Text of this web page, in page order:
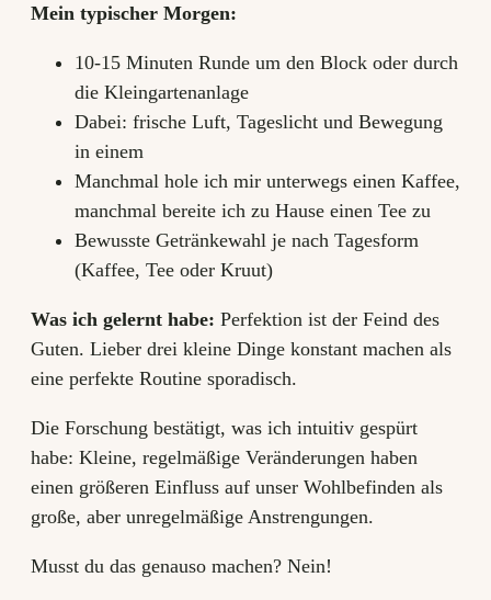
Mein typischer Morgen:
10-15 Minuten Runde um den Block oder durch
die Kleingartenanlage
Dabei: frische Luft, Tageslicht und Bewegung
in einem
Manchmal hole ich mir unterwegs einen Kaffee,
manchmal bereite ich zu Hause einen Tee zu
Bewusste Getränkewahl je nach Tagesform
(Kaffee, Tee oder Kruut)
Was ich gelernt habe: Perfektion ist der Feind des
Guten. Lieber drei kleine Dinge konstant machen als
eine perfekte Routine sporadisch.
Die Forschung bestätigt, was ich intuitiv gespürt
habe: Kleine, regelmäßige Veränderungen haben
einen größeren Einfluss auf unser Wohlbefinden als
große, aber unregelmäßige Anstrengungen.
Musst du das genauso machen? Nein!